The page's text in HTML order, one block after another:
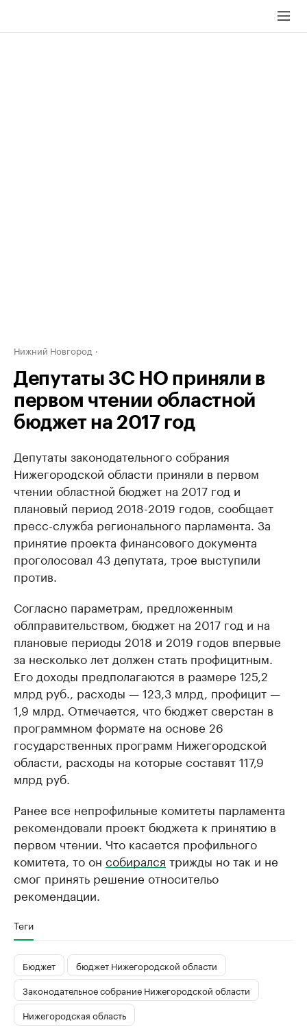
Нижний Новгород
Депутаты ЗС НО приняли в
первом чтении областной
бюджет на 2017 год
Депутаты законодательного собрания
Нижегородской области приняли в первом
чтении областной бюджет на 2017 год ​и
плановый период 2018-2019 годов, сообщает
пресс-служба регионального парламента. За
принятие проекта финансового документа
проголосовал 43 депутата, трое выступили
против.
Согласно параметрам, предложенным
облправительством, бюджет на 2017 год и на
плановые периоды 2018 и 2019 годов впервые
за несколько лет должен стать профицитным.
Его доходы предполагаются в размере 125,2
млрд руб., расходы — 123,3 млрд, профицит ​—
1,9 млрд. Отмечается, что бюджет сверстан в
программном формате на основе 26
государственных программ Нижегородской
области, расходы на которые составят 117,9
млрд руб.
Ранее все непрофильные комитеты парламента
рекомендовали проект бюджета к принятию в
первом чтении. Что касается профильного
комитета, то он собирался трижды но так и не
смог принять решение относительо
рекомендации.
Теги
Бюджет
бюджет Нижегородской области
Законодательное собрание Нижегородской области
Нижегородская область